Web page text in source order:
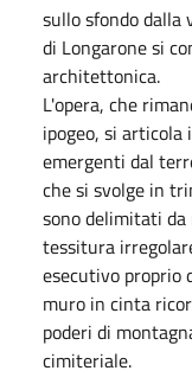
sullo sfondo dalla
di Longarone si
architettonica.
L'opera, che
ipogeo, si articola
emergenti dal
che si svolge in
sono delimitati
tessitura
esecutivo proprio
muro in cinta
poderi di
cimiteriale.